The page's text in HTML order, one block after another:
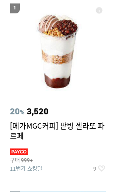
갤럭시 워치 스트랩
1
20% 3,520
[메가MGC커피] 팥빙 젤라또 파
르페
구매 999+
11번가 쇼킹딜 9